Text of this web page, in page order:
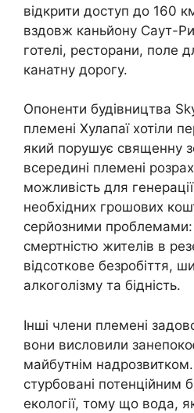
відкрити доступ до 160
вздовж каньйону Саут-
готелі, ресторани, поле
канатну дорогу.
Опоненти будівництва
племені Хулапаї хотіли
який порушує священну
всередині племені
можливість для
необхідних грошових
серйозними
смертністю жителів в
відсоткове безробіття,
алкоголізму та бідність.
Інші члени племені
вони висловили
майбутнім
стурбовані потенційним
екології, тому що вода,